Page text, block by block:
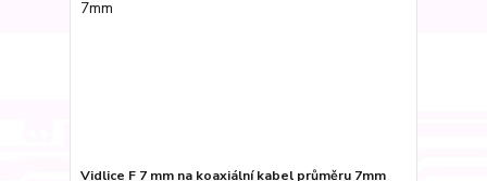
Vidlice F 7 mm na koaxiální kabel průměru 7mm